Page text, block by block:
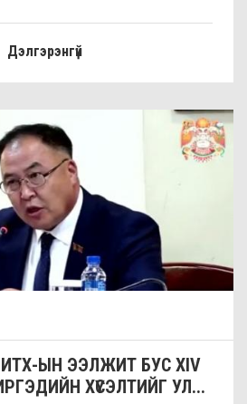
Дэлгэрэнгүй
ЫН ЭЭЛЖИТ БУС XIV
ХҮСЭЛТИЙГ УЛ...